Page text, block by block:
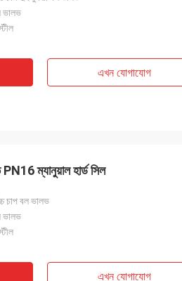
ভালভ
এখন যোগাযোগ
ম্যানুয়াল হার্ড সিল
চাপ বল ভালভ
ভালভ
এখন যোগাযোগ